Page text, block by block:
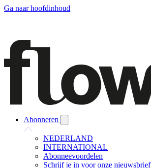
Ga naar hoofdinhoud
Abonneren
NEDERLAND
INTERNATIONAL
Abonneevoordelen
Schrijf je in voor onze nieuwsbrief